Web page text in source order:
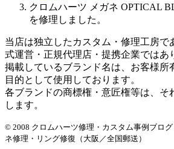
クロムハーツ メガネ OPTICAL
を修理しました。
当店は独立したカスタム・修理工房で
式運営・正規代理店・提携企業ではあ
掲載しているブランド名は、お客様所
目的として使用しております。
各ブランドの商標権・意匠権等は、そ
します。
© 2008 クロムハーツ修理・カスタム事例ブロ
ネ修理・リング修復（大阪／全国郵送）